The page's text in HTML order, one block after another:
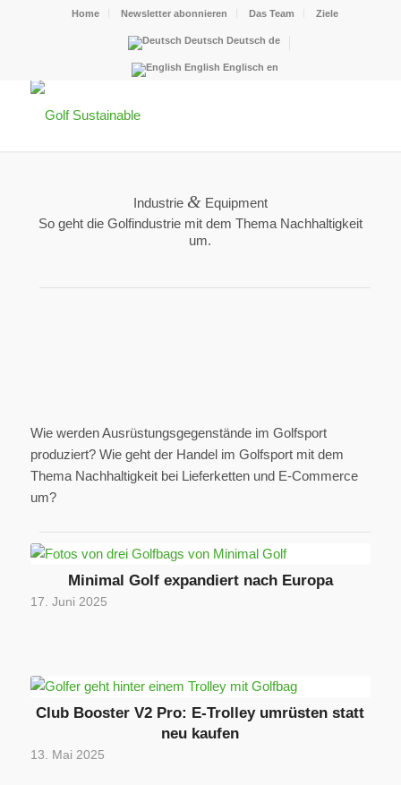
Home Newsletter abonnieren Das Team Ziele
Deutsch Deutsch de
English Englisch en
Industrie &Equipment
So geht die Golfindustrie mit dem Thema Nachhaltigkeit
um.
Wie werden Ausrüstungsgegenstände im Golfsport
produziert? Wie geht der Handel im Golfsport mit dem
Thema Nachhaltigkeit bei Lieferketten und E-Commerce
um?
Minimal Golf expandiert nach Europa
17. Juni 2025
Club Booster V2 Pro: E-Trolley umrüsten statt
neu kaufen
13. Mai 2025